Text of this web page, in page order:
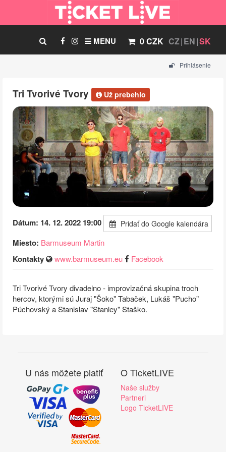
CZ EN SK
0 CZK
MENU
Prihlásenie
Tri Tvorivé Tvory Už prebehlo
Dátum: 14. 12. 2022 19:00 Pridať do Google kalendára
Miesto: Barmuseum Martin
Kontakty www.barmuseum.eu Facebook
Tri Tvorivé Tvory divadelno - improvizačná skupina troch
hercov, ktorými sú Juraj "Šoko" Tabaček, Lukáš "Pucho"
Púchovský a Stanislav "Stanley" Staško.
U nás môžete platiť O TicketLIVE
Naše služby
Partneri
Logo TicketLIVE